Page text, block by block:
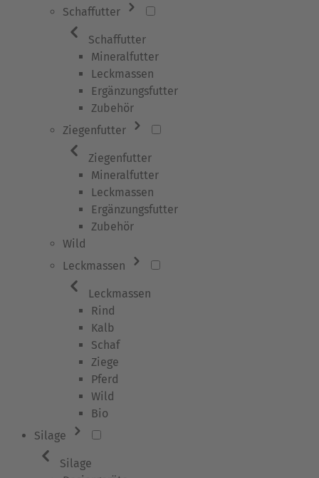
Schaffutter
Schaffutter
Mineralfutter
Leckmassen
Ergänzungsfutter
Zubehör
Ziegenfutter
Ziegenfutter
Mineralfutter
Leckmassen
Ergänzungsfutter
Zubehör
Wild
Leckmassen
Leckmassen
Rind
Kalb
Schaf
Ziege
Pferd
Wild
Bio
Silage
Silage